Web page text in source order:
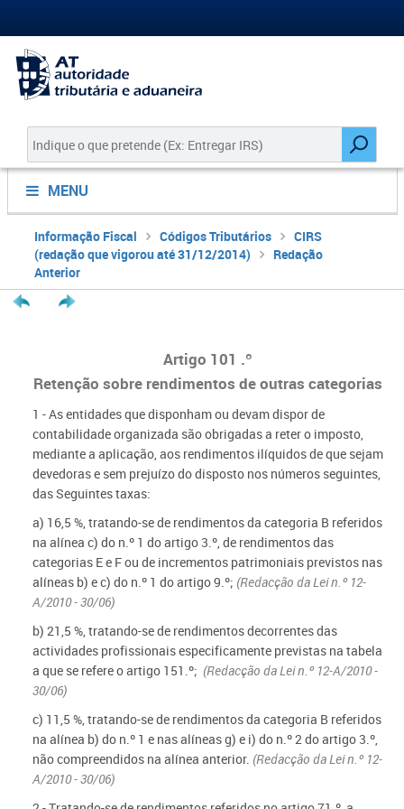
MENU
Informação Fiscal Códigos Tributários
CIRS
(redação que vigorou até 31/12/2014)
Redação
Anterior
Artigo 101 .º
Retenção sobre rendimentos de outras categorias
1 - As entidades que disponham ou devam dispor de
contabilidade organizada são obrigadas a reter o imposto,
mediante a aplicação, aos rendimentos ilíquidos de que sejam
devedoras e sem prejuízo do disposto nos números seguintes,
das Seguintes taxas:
a) 16,5 %, tratando-se de rendimentos da categoria B referidos
na alínea c) do n.º 1 do artigo 3.º, de rendimentos das
categorias E e F ou de incrementos patrimoniais previstos nas
alíneas b) e c) do n.º 1 do artigo 9.º; (Redacção da Lei n.º 12-
A/2010 - 30/06)
b) 21,5 %, tratando-se de rendimentos decorrentes das
actividades profissionais especificamente previstas na tabela
a que se refere o artigo 151.º; (Redacção da Lei n.º 12-A/2010 -
30/06)
c) 11,5 %, tratando-se de rendimentos da categoria B referidos
na alínea b) do n.º 1 e nas alíneas g) e i) do n.º 2 do artigo 3.º,
não compreendidos na alínea anterior. (Redacção da Lei n.º 12-
A/2010 - 30/06)